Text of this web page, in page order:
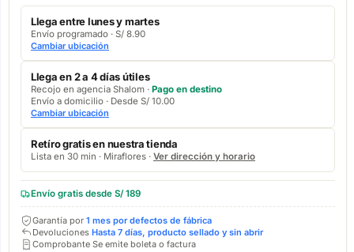
Llega entre lunes y martes
Envío programado · S/ 8.90
Cambiar ubicación
Llega en 2 a 4 días útiles
Recojo en agencia Shalom · Pago en destino
Envío a domicilio · Desde S/ 10.00
Cambiar ubicación
Retíro gratis en nuestra tienda
Lista en 30 min · Miraflores · Ver dirección y horario
Envío gratis desde S/ 189
Garantía por 1 mes por defectos de fábrica
Devoluciones Hasta 7 días, producto sellado y sin abrir
Comprobante Se emite boleta o factura